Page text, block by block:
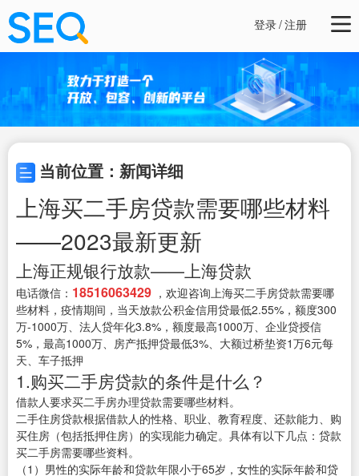
登录/注册
当前位置：新闻详细
上海买二手房贷款需要哪些材料
——2023最新更新
上海正规银行放款——上海贷款
电话微信： 18516063429 ，欢迎咨询上海买二手房贷款需要哪
些材料，疫情期间，当天放款公积金信用贷最低2.55%，额度300
万-1000万、法人贷年化3.8%，额度最高1000万、企业贷授信
5%，最高1000万、房产抵押贷最低3%、大额过桥垫资1万6元每
天、车子抵押
1.购买二手房贷款的条件是什么？
借款人要求买二手房办理贷款需要哪些材料。
二手住房贷款根据借款人的性格、职业、教育程度、还款能力、购
买住房（包括抵押住房）的实现能力确定。具体有以下几点：贷款
买二手房需要哪些资料。
（1）男性的实际年龄和贷款年限小于65岁，女性的实际年龄和贷